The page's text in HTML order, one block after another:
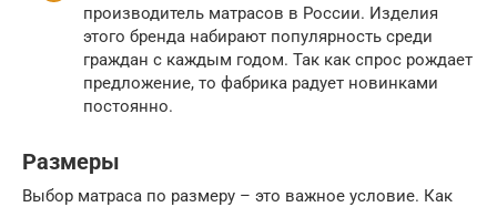
производитель матрасов в России. Изделия
этого бренда набирают популярность среди
граждан с каждым годом. Так как спрос рождает
предложение, то фабрика радует новинками
постоянно.
Размеры
Выбор матраса по размеру – это важное условие. Как